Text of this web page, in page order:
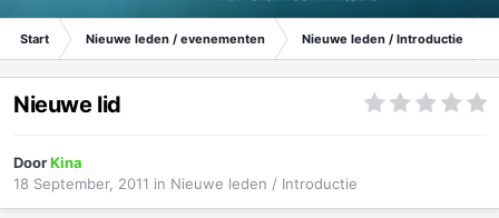
Start Nieuwe leden / evenementen Nieuwe leden / Introductie
Nieuwe lid
DoorKina
18 September, 2011 in Nieuwe leden / Introductie